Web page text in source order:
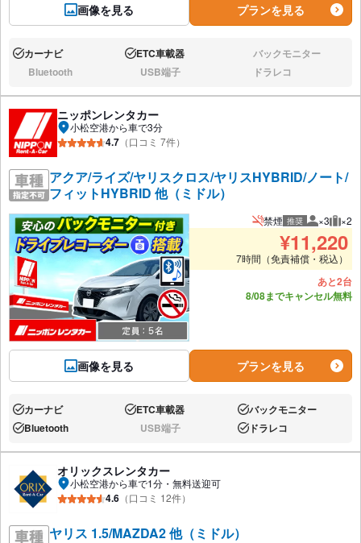
画像を見る プランを見る
あり:カーナビ あり:ETC車載器 なし:バックモニター
なし:Bluetooth なし:USB端子 なし:ドラレコ
ニッポンレンタカー
小松空港から車で3分
4.7 （口コミ 7件）
アクア/ライズ/ヤリスクロス/ヤリスHYBRID/ノート/
フィットHYBRID 他（ミドル）
画像を見る
禁煙 推奨 推奨人数
×3 推
×2
¥11,220
7時間（免責補償・税込）
あと2台
8/08までキャンセル無料
プランを見る
あり:カーナビ あり:ETC車載器 あり:バックモニター
あり:Bluetooth なし:USB端子 あり:ドラレコ
オリックスレンタカー
小松空港から車で1分・無料送迎可
4.6 （口コミ 12件）
ヤリス 1.5/MAZDA2 他（ミドル）